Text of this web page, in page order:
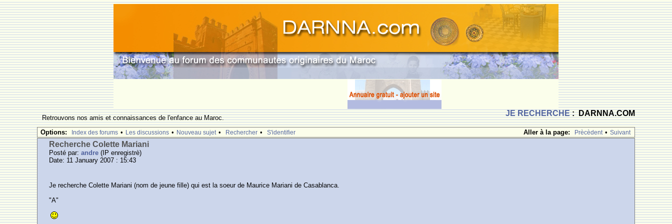
JE RECHERCHE: DARNNA.COM
Retrouvons nos amis et connaissances de l'enfance au Maroc.
Aller à la page:
Prècèdent • Suivant
Options: Index des forums • Les discussions • Nouveau sujet • Rechercher • S'identifier
Recherche Colette Mariani
Posté par:andre (IP enregistrè)
Date: 11 January 2007 : 15:43
Je recherche Colette Mariani (nom de jeune fille) qui est la soeur de Maurice Mariani de Casablanca.
"A"